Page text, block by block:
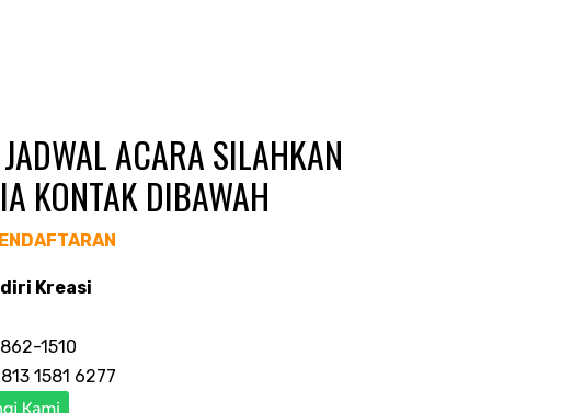
ACARA SILAHKAN
KONTAK DIBAWAH
Kreasi
1510
1581 6277